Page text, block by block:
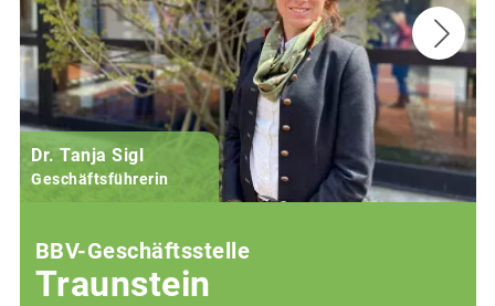
Dr. Tanja Sigl
Geschäftsführerin
BBV-Geschäftsstelle
Traunstein